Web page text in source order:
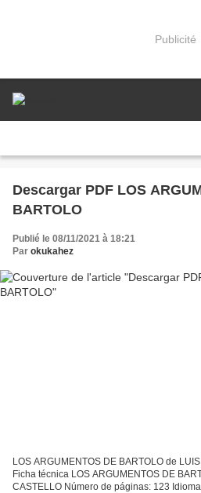
Publicité
Descargar PDF LOS
BARTOLO
Publié le 08/11/2021 à 18:21
Par okukahez
LOS ARGUMENTOS DE BARTOLO de
Ficha técnica LOS ARGUMENTOS DE
CASTELLO Número de páginas: 123